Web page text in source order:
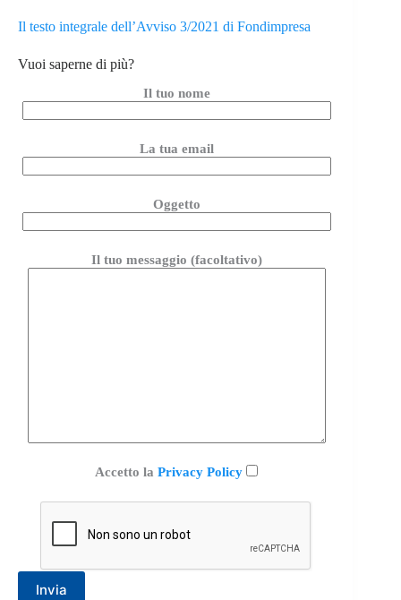
Il testo integrale dell’Avviso 3/2021 di Fondimpresa
Vuoi saperne di più?
Il tuo nome
La tua email
Oggetto
Il tuo messaggio (facoltativo)
Accetto laPrivacy Policy